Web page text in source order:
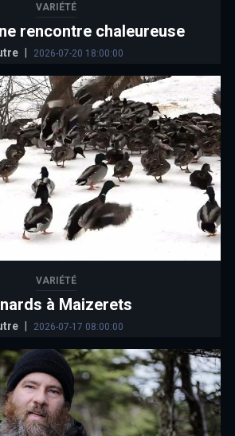
VARIÉTÉ
rencontre chaleureuse
2026-07-20 18:00:00
VARIÉTÉ
à Maizerets
2026-07-17 08:00:00